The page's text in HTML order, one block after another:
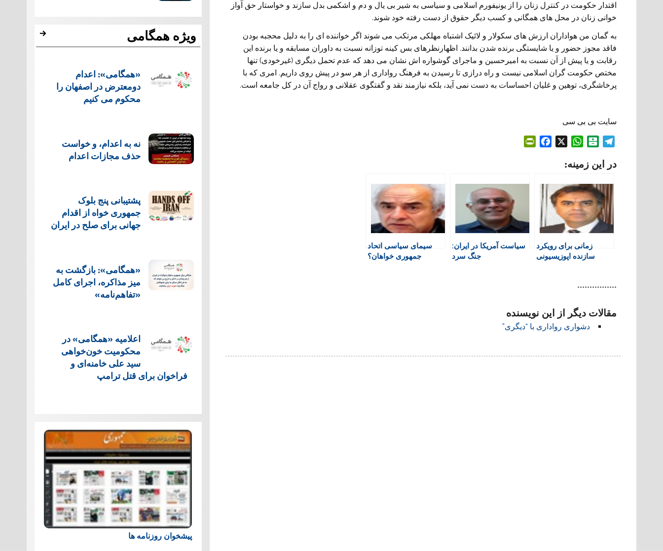
اقتدار حکومت در کنترل زنان را از یونیفورم اسلامی و سیاسی به شیر بی یال و دم و اشکمی بدل سازند و خواستار حق آواز
خوانی زنان در محل های همگانی و کسب دیگر حقوق از دست رفته خود شوند.
به گمان من هواداران ارزش های سکولار و لائیک اشتباه مهلکی مرتکب می شوند اگر خواننده ای را به دلیل محجبه بودن
فاقد مجوز حضور و یا شایستگی برنده شدن بدانند. اظهارنظرهای بس کینه توزانه نسبت به داوران مسابقه و یا برنده این
رقابت و یا پیش از آن نسبت به امیرحسین و ماجرای گوشواره اش نشان می دهد که عدم تحمل دیگری (غیرخودی) تنها
مختص حکومت گران اسلامی نیست و راه درازی تا رسیدن به فرهنگ رواداری از هر سو در پیش روی داریم. امری که با
پرخاشگری، توهین و غلیان احساسات به دست نمی آید، بلکه نیازمند نقد و گفتگوی عقلانی و رواج آن در کل جامعه است.
سایت بی بی سی
l
g
r
a
m
l
t
a
r
i
W
a
s
A
p
p
i
e
n
در این زمینه:
زمانی برای رویکرد
سازنده اپوزیسیونی
‌سیاست آمریکا در ایران:
جنگ سرد
سیمای سیاسی اتحاد
جمهوری خواهان؟
****************
مقالات دیگر از این نویسنده
دشواری رواداری با “دیگری”
ویژه همگامی
«همگامی»: اعدام
دومعترض در اصفهان را
محکوم می کنیم
نه به اعدام، و خواست
حذف مجازات اعدام
پشتيبانی پنج بلوک
جمهوری خواه از اقدام
جهانی برای صلح در ایران
«همگامی»: بازگشت به
میز مذاکره، اجرای کامل
«تفاهم‌نامه»
اعلامیه «همگامی» در
محکومیت خون‌خواهی
سید علی خامنه‌ای و
فراخوان برای قتل ترامپ
پیشخوان روزنامه ها